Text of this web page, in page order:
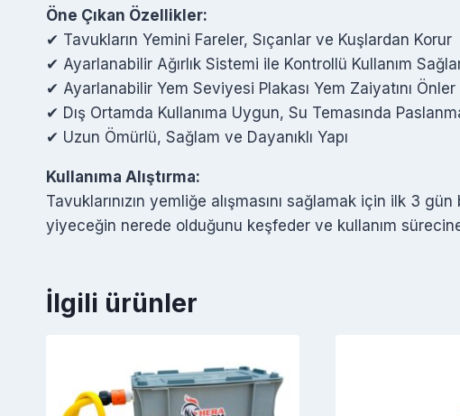
Öne Çıkan Özellikler:
✔ Tavukların Yemini Fareler, Sıçanlar ve Kuşlardan Korur
✔ Ayarlanabilir Ağırlık Sistemi ile Kontrollü Kullanım
✔ Ayarlanabilir Yem Seviyesi Plakası Yem Zaiyatını Önler
✔ Dış Ortamda Kullanıma Uygun, Su Temasında
✔ Uzun Ömürlü, Sağlam ve Dayanıklı Yapı
Kullanıma Alıştırma:
Tavuklarınızın yemliğe alışmasını sağlamak için ilk 3
yiyeceğin nerede olduğunu keşfeder ve kullanım
İlgili ürünler